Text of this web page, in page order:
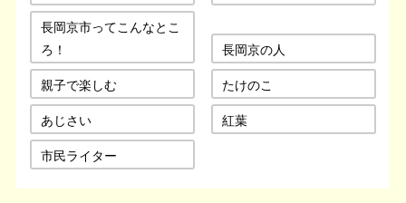
長岡京市ってこんなとこ
ろ！
長岡京の人
親子で楽しむ
たけのこ
あじさい
紅葉
市民ライター